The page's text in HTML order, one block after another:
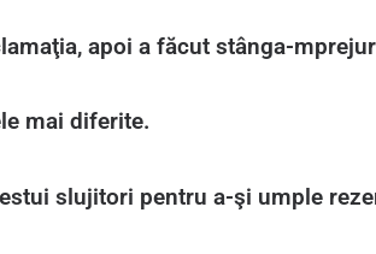
apoi a făcut stânga-
mai diferite.
slujitori pentru a-şi umple